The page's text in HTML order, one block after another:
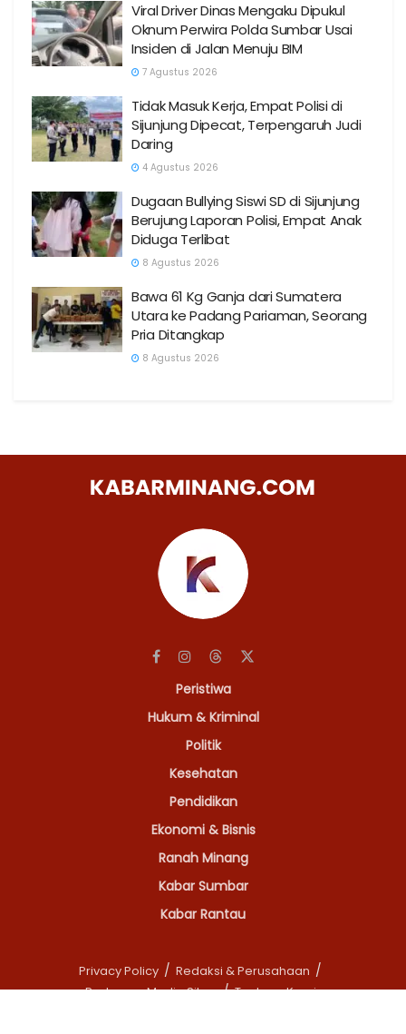
Viral Driver Dinas Mengaku Dipukul
Oknum Perwira Polda Sumbar Usai
Insiden di Jalan Menuju BIM
7 Agustus 2026
Tidak Masuk Kerja, Empat Polisi di
Sijunjung Dipecat, Terpengaruh Judi
Daring
4 Agustus 2026
Dugaan Bullying Siswi SD di Sijunjung
Berujung Laporan Polisi, Empat Anak
Diduga Terlibat
8 Agustus 2026
Bawa 61 Kg Ganja dari Sumatera
Utara ke Padang Pariaman, Seorang
Pria Ditangkap
8 Agustus 2026
Peristiwa
Hukum & Kriminal
Politik
Kesehatan
Pendidikan
Ekonomi & Bisnis
Ranah Minang
Kabar Sumbar
Kabar Rantau
Privacy Policy
Redaksi & Perusahaan
Pedoman Media Siber
Tentang Kami